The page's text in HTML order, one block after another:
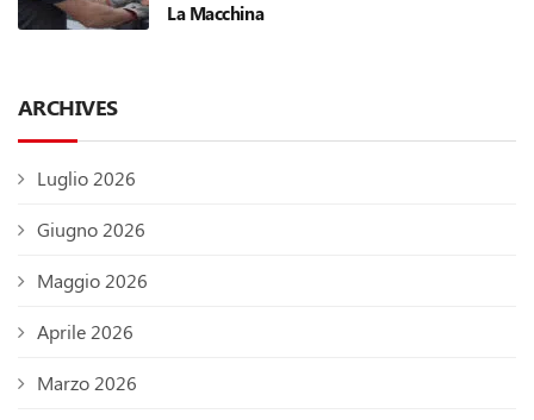
La Macchina
ARCHIVES
Luglio 2026
Giugno 2026
Maggio 2026
Aprile 2026
Marzo 2026